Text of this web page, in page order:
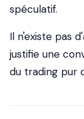
spéculatif.
Il n'existe pas
justifie une
du trading pur